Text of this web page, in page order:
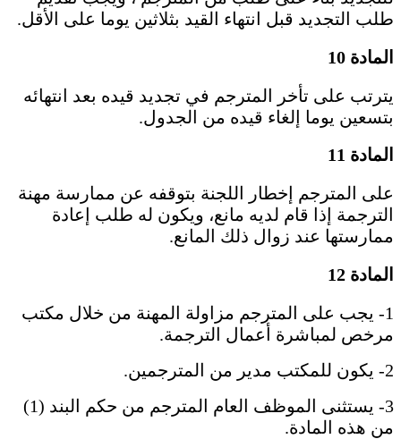
طلب التجديد قبل انتهاء القيد بثلاثين يوما على الأقل.
المادة 10
يترتب على تأخر المترجم في تجديد قيده بعد انتهائه
بتسعين يوما إلغاء قيده من الجدول.
المادة 11
على المترجم إخطار اللجنة بتوقفه عن ممارسة مهنة
الترجمة إذا قام لديه مانع، ويكون له طلب إعادة
ممارستها عند زوال ذلك المانع.
المادة 12
1- يجب على المترجم مزاولة المهنة من خلال مكتب
مرخص لمباشرة أعمال الترجمة.
2- يكون للمكتب مدير من المترجمين.
3- يستثنى الموظف العام المترجم من حكم البند (1)
من هذه المادة.